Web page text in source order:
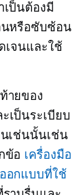
เป็นต้องมี
หรือซับซ้อน
เจนและใช้
ายของ
เป็นระเบียบ
เช่นนั้นเช่น
ข้อ เครื่องมือ
อกแบบที่ใช้